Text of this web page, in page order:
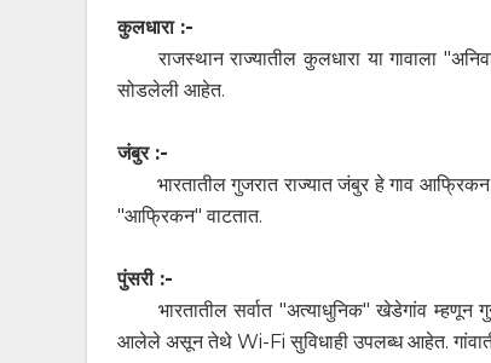
कुलधारा :-
राजस्थान राज्यातील कुलधारा या गावाला
सोडलेली आहेत.
जंबुर :-
भारतातील गुजरात राज्यात जंबुर हे गाव
"आफ्रिकन" वाटतात.
पुंसरी :-
भारतातील सर्वात "अत्याधुनिक" खेडेगांव म्हणून
आलेले असून तेथे Wi-Fi सुविधाही उपलब्ध आहेत.